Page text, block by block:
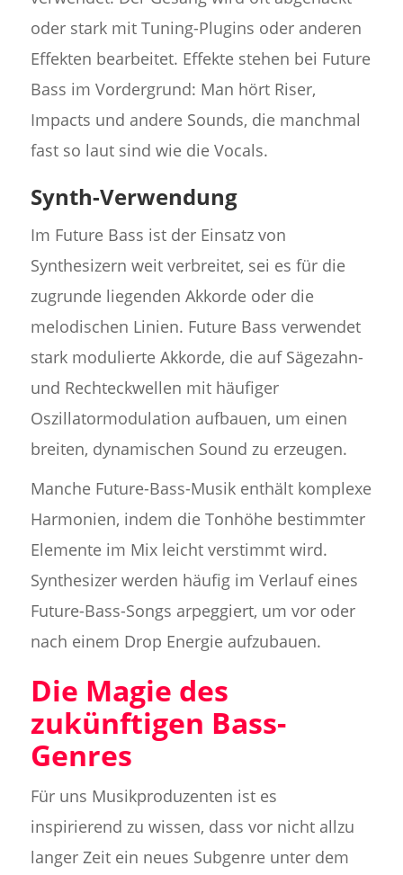
oder stark mit Tuning-Plugins oder anderen
Effekten bearbeitet. Effekte stehen bei Future
Bass im Vordergrund: Man hört Riser,
Impacts und andere Sounds, die manchmal
fast so laut sind wie die Vocals.
Synth-Verwendung
Im Future Bass ist der Einsatz von
Synthesizern weit verbreitet, sei es für die
zugrunde liegenden Akkorde oder die
melodischen Linien. Future Bass verwendet
stark modulierte Akkorde, die auf Sägezahn-
und Rechteckwellen mit häufiger
Oszillatormodulation aufbauen, um einen
breiten, dynamischen Sound zu erzeugen.
Manche Future-Bass-Musik enthält komplexe
Harmonien, indem die Tonhöhe bestimmter
Elemente im Mix leicht verstimmt wird.
Synthesizer werden häufig im Verlauf eines
Future-Bass-Songs arpeggiert, um vor oder
nach einem Drop Energie aufzubauen.
Die Magie des
zukünftigen Bass-
Genres
Für uns Musikproduzenten ist es
inspirierend zu wissen, dass vor nicht allzu
langer Zeit ein neues Subgenre unter dem